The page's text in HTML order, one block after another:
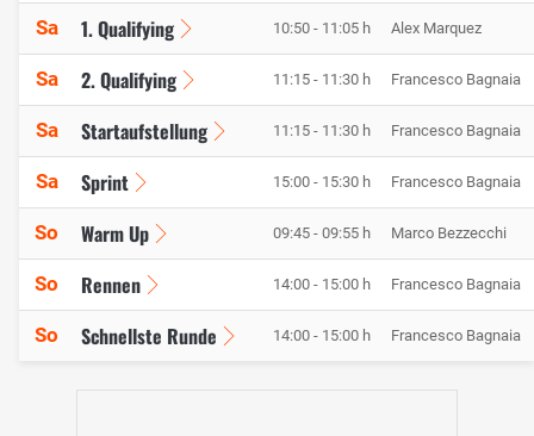
Sa 1. Qualifying 10:50 - 11:05 h Alex Marquez
Sa 2. Qualifying 11:15 - 11:30 h Francesco Bagnaia
Sa Startaufstellung 11:15 - 11:30 h Francesco Bagnaia
Sa Sprint 15:00 - 15:30 h Francesco Bagnaia
So Warm Up 09:45 - 09:55 h Marco Bezzecchi
So Rennen 14:00 - 15:00 h Francesco Bagnaia
So Schnellste Runde 14:00 - 15:00 h Francesco Bagnaia